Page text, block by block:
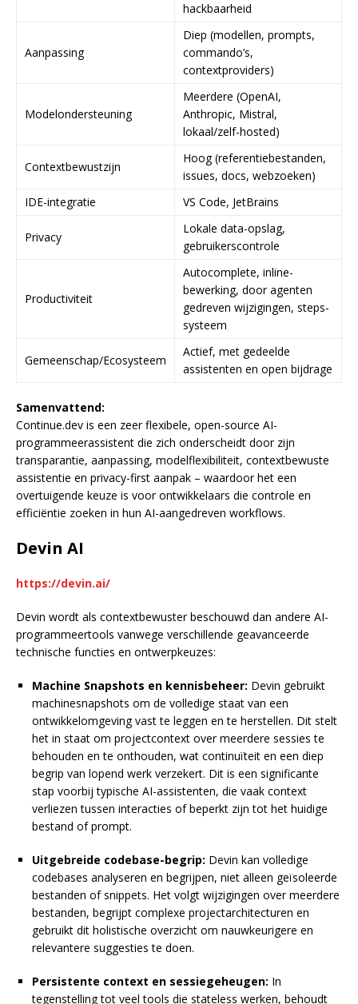
hackbaarheid
Aanpassing
Diep (modellen, prompts,
commando’s,
contextproviders)
Modelondersteuning
Meerdere (OpenAI,
Anthropic, Mistral,
lokaal/zelf-hosted)
Contextbewustzijn
Hoog (referentiebestanden,
issues, docs, webzoeken)
IDE-integratie
VS Code, JetBrains
Privacy
Lokale data-opslag,
gebruikerscontrole
Productiviteit
Autocomplete, inline-
bewerking, door agenten
gedreven wijzigingen, steps-
systeem
Gemeenschap/Ecosysteem
Actief, met gedeelde
assistenten en open bijdrage
Samenvattend:
Continue.dev is een zeer flexibele, open-source AI-
programmeerassistent die zich onderscheidt door zijn
transparantie, aanpassing, modelflexibiliteit, contextbewuste
assistentie en privacy-first aanpak – waardoor het een
overtuigende keuze is voor ontwikkelaars die controle en
efficiëntie zoeken in hun AI-aangedreven workflows.
Devin AI
https://devin.ai/
Devin wordt als contextbewuster beschouwd dan andere AI-
programmeertools vanwege verschillende geavanceerde
technische functies en ontwerpkeuzes:
Machine Snapshots en kennisbeheer: Devin gebruikt
machinesnapshots om de volledige staat van een
ontwikkelomgeving vast te leggen en te herstellen. Dit stelt
het in staat om projectcontext over meerdere sessies te
behouden en te onthouden, wat continuïteit en een diep
begrip van lopend werk verzekert. Dit is een significante
stap voorbij typische AI-assistenten, die vaak context
verliezen tussen interacties of beperkt zijn tot het huidige
bestand of prompt.
Uitgebreide codebase-begrip: Devin kan volledige
codebases analyseren en begrijpen, niet alleen geïsoleerde
bestanden of snippets. Het volgt wijzigingen over meerdere
bestanden, begrijpt complexe projectarchitecturen en
gebruikt dit holistische overzicht om nauwkeurigere en
relevantere suggesties te doen.
Persistente context en sessiegeheugen: In
tegenstelling tot veel tools die stateless werken, behoudt